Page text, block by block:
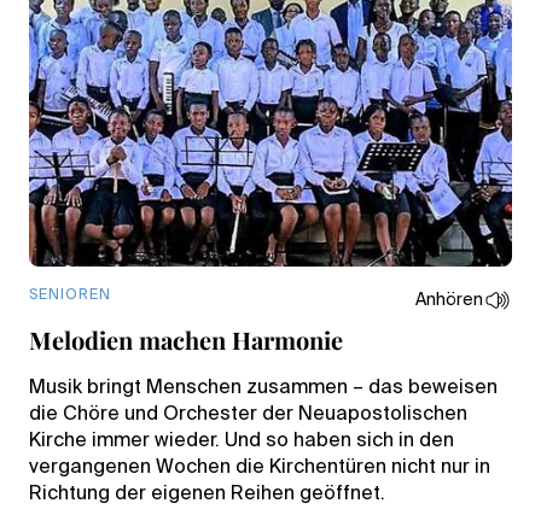
SENIOREN Anhören
Melodien machen Harmonie
Musik bringt Menschen zusammen – das beweisen
die Chöre und Orchester der Neuapostolischen
Kirche immer wieder. Und so haben sich in den
vergangenen Wochen die Kirchentüren nicht nur in
Richtung der eigenen Reihen geöffnet.